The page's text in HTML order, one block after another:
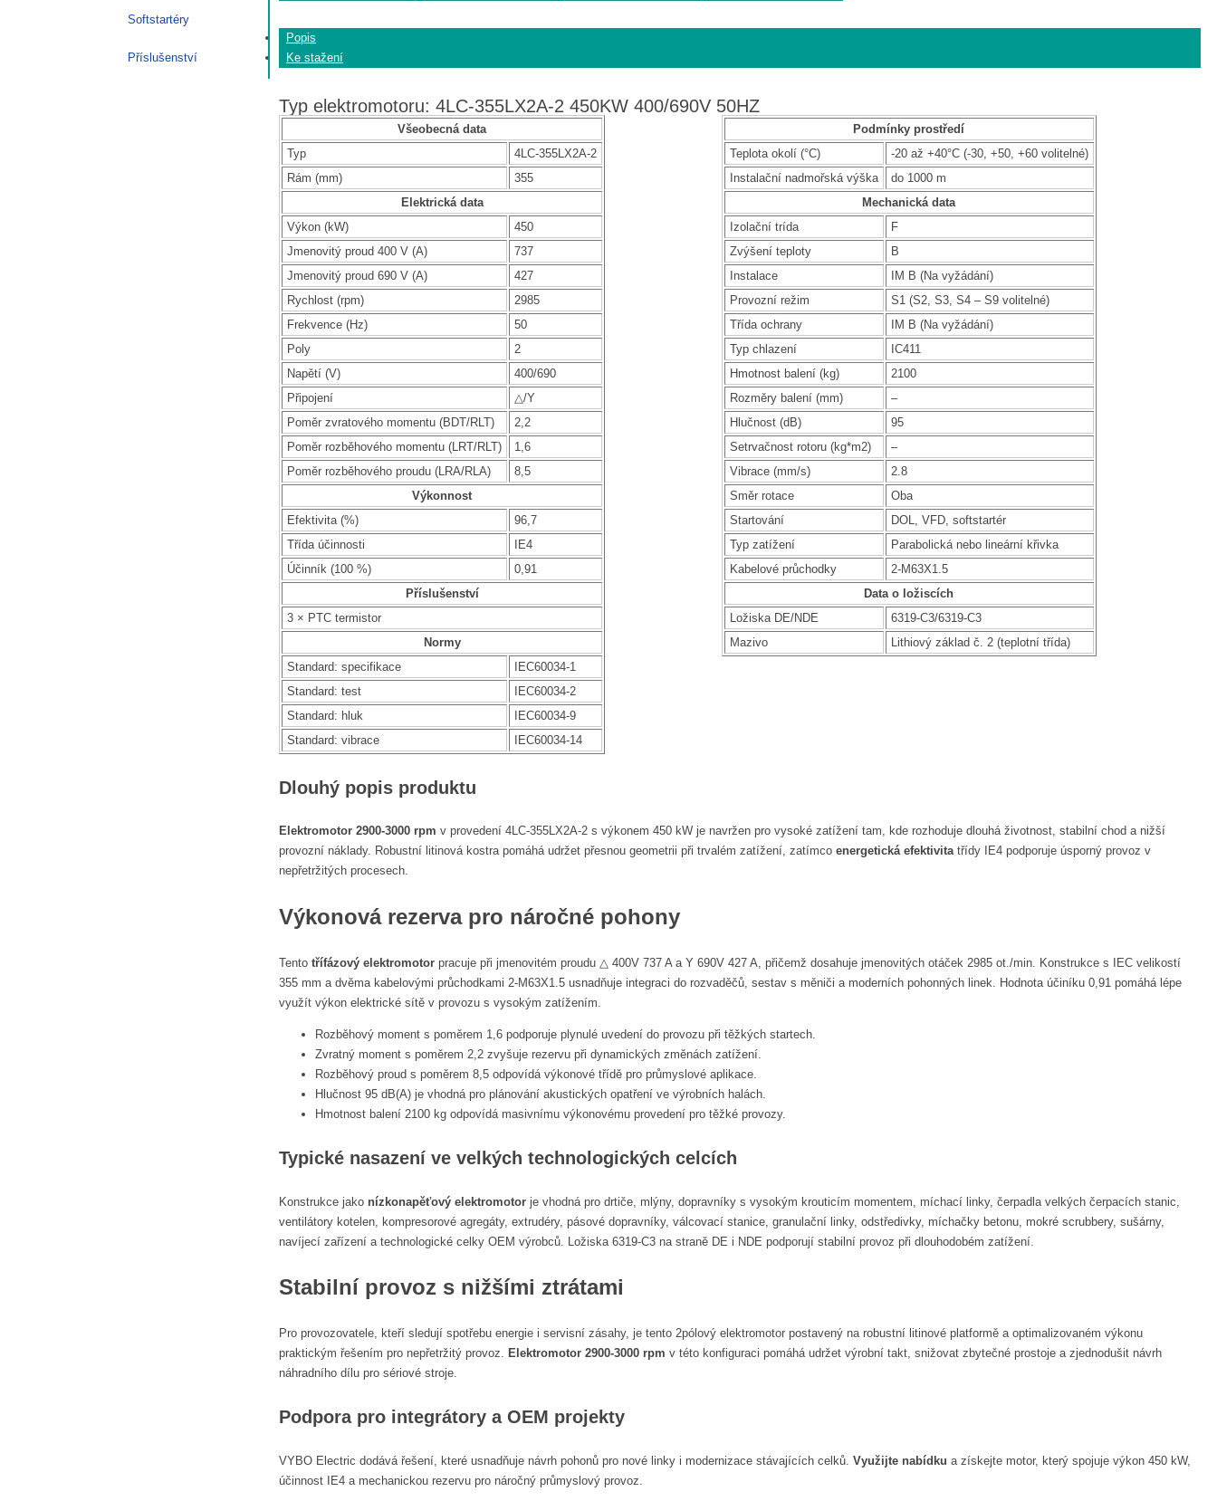
Popis
Ke stažení
Typ elektromotoru: 4LC-355LX2A-2 450KW 400/690V 50HZ
Všeobecná data
Typ
4LC-355LX2A-2
Rám (mm)
355
Elektrická data
Výkon (kW)
450
Jmenovitý proud 400 V (A)
737
Jmenovitý proud 690 V (A)
427
Rychlost (rpm)
2985
Frekvence (Hz)
50
Poly
2
Napětí (V)
400/690
Připojení
△/Y
Poměr zvratového momentu (BDT/RLT)
2,2
Poměr rozběhového momentu (LRT/RLT)
1,6
Poměr rozběhového proudu (LRA/RLA)
8,5
Výkonnost
Efektivita (%)
96,7
Třída účinnosti
IE4
Účinník (100 %)
0,91
Příslušenství
3 × PTC termistor
Normy
Standard: specifikace
IEC60034-1
Standard: test
IEC60034-2
Standard: hluk
IEC60034-9
Standard: vibrace
IEC60034-14
Podmínky prostředí
Teplota okolí (°C)
-20 až +40°C (-30, +50, +60 volitelné)
Instalační nadmořská výška
do 1000 m
Mechanická data
Izolační trída
F
Zvýšení teploty
B
Instalace
IM B (Na vyžádání)
Provozní režim
S1 (S2, S3, S4 – S9 volitelné)
Třída ochrany
IM B (Na vyžádání)
Typ chlazení
IC411
Hmotnost balení (kg)
2100
Rozměry balení (mm)
–
Hlučnost (dB)
95
Setrvačnost rotoru (kg*m2)
–
Vibrace (mm/s)
2.8
Směr rotace
Oba
Startování
DOL, VFD, softstartér
Typ zatížení
Parabolická nebo lineární křivka
Kabelové průchodky
2-M63X1.5
Data o ložiscích
Ložiska DE/NDE
6319-C3/6319-C3
Mazivo
Lithiový základ č. 2 (teplotní třída)
Dlouhý popis produktu
Elektromotor 2900-3000 rpm v provedení 4LC-355LX2A-2 s výkonem 450 kW je navržen pro vysoké zatížení tam, kde rozhoduje dlouhá životnost, stabilní chod a nižší
provozní náklady. Robustní litinová kostra pomáhá udržet přesnou geometrii při trvalém zatížení, zatímco energetická efektivitatřídy IE4 podporuje úsporný provoz v
nepřetržitých procesech.
Výkonová rezerva pro náročné pohony
Tento třífázový elektromotor pracuje při jmenovitém proudu △ 400V 737 A a Y 690V 427 A, přičemž dosahuje jmenovitých otáček 2985 ot./min. Konstrukce s IEC velikostí
355 mm a dvěma kabelovými průchodkami 2-M63X1.5 usnadňuje integraci do rozvaděčů, sestav s měniči a moderních pohonných linek. Hodnota účiníku 0,91 pomáhá lépe
využít výkon elektrické sítě v provozu s vysokým zatížením.
Rozběhový moment s poměrem 1,6 podporuje plynulé uvedení do provozu při těžkých startech.
Zvratný moment s poměrem 2,2 zvyšuje rezervu při dynamických změnách zatížení.
Rozběhový proud s poměrem 8,5 odpovídá výkonové třídě pro průmyslové aplikace.
Hlučnost 95 dB(A) je vhodná pro plánování akustických opatření ve výrobních halách.
Hmotnost balení 2100 kg odpovídá masivnímu výkonovému provedení pro těžké provozy.
Typické nasazení ve velkých technologických celcích
Konstrukce jako nízkonapěťový elektromotor je vhodná pro drtiče, mlýny, dopravníky s vysokým krouticím momentem, míchací linky, čerpadla velkých čerpacích stanic,
ventilátory kotelen, kompresorové agregáty, extrudéry, pásové dopravníky, válcovací stanice, granulační linky, odstředivky, míchačky betonu, mokré scrubbery, sušárny,
navíjecí zařízení a technologické celky OEM výrobců. Ložiska 6319-C3 na straně DE i NDE podporují stabilní provoz při dlouhodobém zatížení.
Stabilní provoz s nižšími ztrátami
Pro provozovatele, kteří sledují spotřebu energie i servisní zásahy, je tento 2pólový elektromotor postavený na robustní litinové platformě a optimalizovaném výkonu
praktickým řešením pro nepřetržitý provoz. Elektromotor 2900-3000 rpm v této konfiguraci pomáhá udržet výrobní takt, snižovat zbytečné prostoje a zjednodušit návrh
náhradního dílu pro sériové stroje.
Podpora pro integrátory a OEM projekty
VYBO Electric dodává řešení, které usnadňuje návrh pohonů pro nové linky i modernizace stávajících celků. Využijte nabídku a získejte motor, který spojuje výkon 450 kW,
účinnost IE4 a mechanickou rezervu pro náročný průmyslový provoz.
Softstartéry
Příslušenství